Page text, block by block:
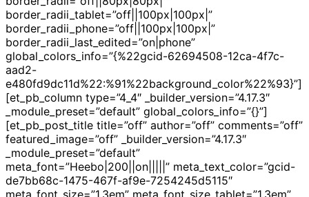
border_radii_tablet=”off||100px|100px|”
border_radii_phone=”off||100px|100px|”
border_radii_last_edited=”on|phone”
global_colors_info=”{%22gcid-62694508-12ca-4f7c-
aad2-
e480fd9dc11d%22:%91%22background_color%22%93}”]
[et_pb_column type=”4_4″ _builder_version=”4.17.3″
_module_preset=”default” global_colors_info=”{}”]
[et_pb_post_title title=”off” author=”off” comments=”off”
featured_image=”off” _builder_version=”4.17.3″
_module_preset=”default”
meta_font=”Heebo|200||on|||||” meta_text_color=”gcid-
de7bb68c-1475-467f-af9e-7254245d5115″